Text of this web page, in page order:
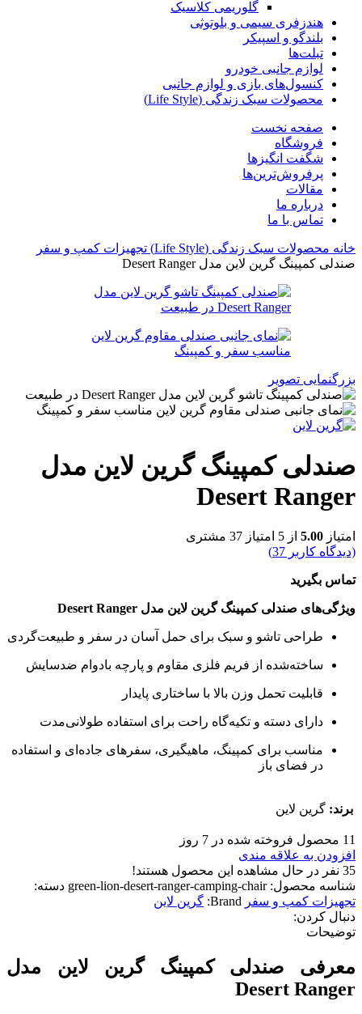
گلوریمی کلاسیک
هندزفری سیمی و بلوتوثی
بلندگو و اسپیکر
تبلت‌ها
لوازم جانبی خودرو
کنسول‌های بازی و لوازم جانبی
محصولات سبک زندگی (Life Style)
صفحه نخست
فروشگاه
شگفت انگیزها
پرفروش‌ترین‌ها
مقالات
درباره ما
تماس با ما
خانه محصولات سبک زندگی (Life Style)
تجهیزات کمپ و سفر
صندلی کمپینگ گرین لاین مدل Desert Ranger
بزرگنمایی تصویر
صندلی کمپینگ گرین لاین مدل
Desert Ranger
امتیاز 5.00 از 5 امتیاز 37 مشتری
(دیدگاه کاربر 37
)
تماس بگیرید
ویژگی‌های صندلی کمپینگ گرین لاین مدل Desert Ranger
طراحی تاشو و سبک برای حمل آسان در سفر و طبیعت‌گردی
ساخته‌شده از فریم فلزی مقاوم و پارچه بادوام ضدسایش
قابلیت تحمل وزن بالا با ساختاری پایدار
دارای دسته و تکیه‌گاه راحت برای استفاده طولانی‌مدت
مناسب برای کمپینگ، ماهیگیری، سفرهای جاده‌ای و استفاده
در فضای باز
برند: گرین لاین
11 محصول فروخته شده در 7 روز
افزودن به علاقه مندی
35 نفر در حال مشاهده این محصول هستند!
شناسه محصول:green-lion-desert-ranger-camping-chair دسته:
تجهیزات کمپ و سفر Brand: گرین لاین
دنبال کردن:
توضیحات
معرفی صندلی کمپینگ گرین لاین مدل
Desert Ranger